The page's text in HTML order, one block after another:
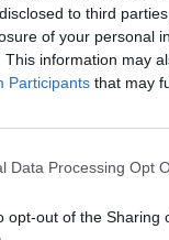
to third
of your personal
This information may
Participants that may
Data Processing Opt
opt-out of the Sharing
Οργανισμού
την
το MEGA. Την